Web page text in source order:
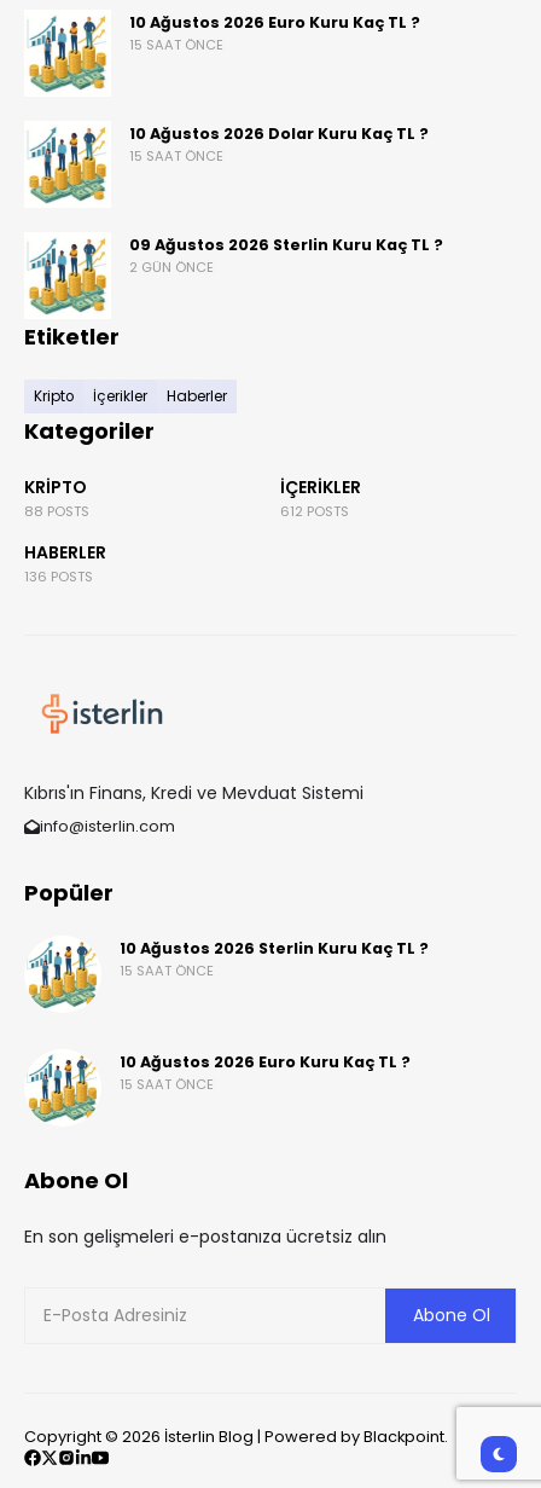
10 Ağustos 2026 Euro Kuru Kaç TL ?
15 SAAT ÖNCE
10 Ağustos 2026 Dolar Kuru Kaç TL ?
15 SAAT ÖNCE
09 Ağustos 2026 Sterlin Kuru Kaç TL ?
2 GÜN ÖNCE
Etiketler
Kripto İçerikler Haberler
Kategoriler
KRIPTO
88 POSTS
İÇERIKLER
612 POSTS
HABERLER
136 POSTS
Kıbrıs'ın Finans, Kredi ve Mevduat Sistemi
info@isterlin.com
Popüler
10 Ağustos 2026 Sterlin Kuru Kaç TL ?
15 SAAT ÖNCE
10 Ağustos 2026 Euro Kuru Kaç TL ?
15 SAAT ÖNCE
Abone Ol
En son gelişmeleri e-postanıza ücretsiz alın
Copyright © 2026 İsterlin Blog | Powered by Blackpoint.